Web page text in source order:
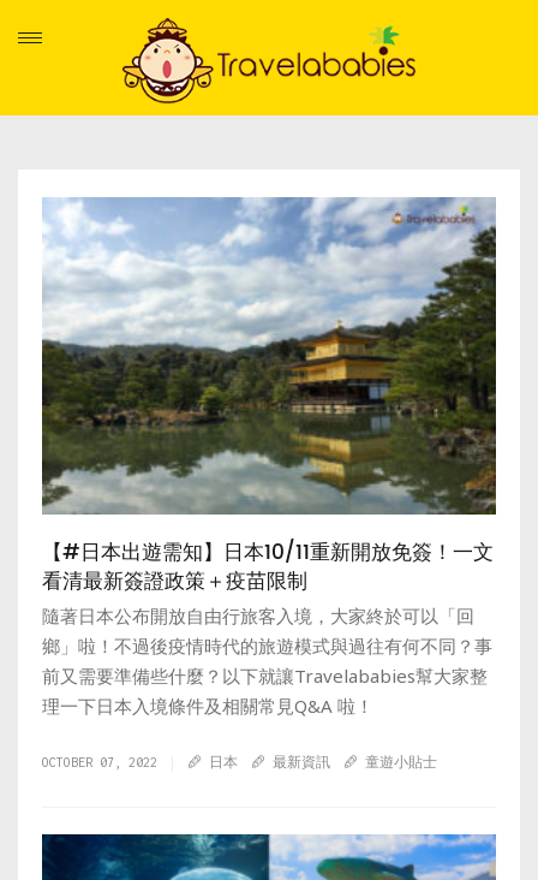
【#日本出遊需知】日本10/11重新開放免簽！一文
看清最新簽證政策＋疫苗限制
隨著日本公布開放自由行旅客入境，大家終於可以「回
鄉」啦！不過後疫情時代的旅遊模式與過往有何不同？事
前又需要準備些什麼？以下就讓Travelababies幫大家整
理一下日本入境條件及相關常見Q&A 啦！
OCTOBER 07, 2022 日本 最新資訊 童遊小貼士